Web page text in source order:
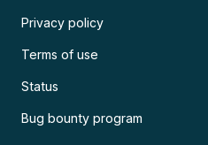
Privacy policy
Terms of use
Status
Bug bounty program